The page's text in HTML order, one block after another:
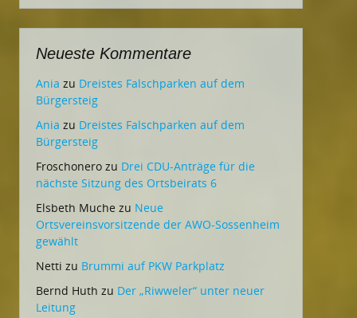
Neueste Kommentare
Ania zu Dreistes Falschparken auf dem
Bürgersteig
Ania zu Dreistes Falschparken auf dem
Bürgersteig
Froschonero zu Drei CDU-Anträge für die
nächste Sitzung des Ortsbeirats 6
Elsbeth Muche zu Neue
Ortsvereinsvorsitzende der AWO-Sossenheim
gewählt
Netti zu Brummi auf PKW Parkplatz
Bernd Huth zu Der „Riwweler“ unter neuer
Leitung